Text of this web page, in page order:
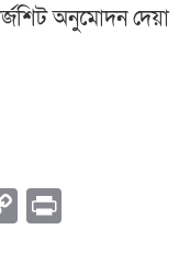
অনুমোদন দেয়া
Copy